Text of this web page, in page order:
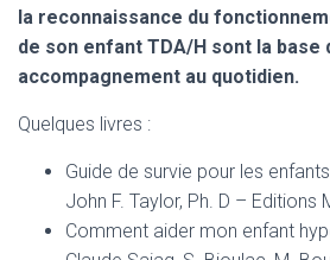
la reconnaissance du
de son enfant TDA/H sont la base
accompagnement au quotidien.
Quelques livres :
Guide de survie pour les
John F. Taylor, Ph. D – Editions
Comment aider mon enfant